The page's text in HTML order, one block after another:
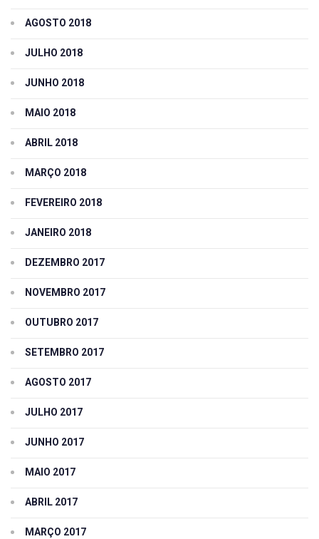
AGOSTO 2018
JULHO 2018
JUNHO 2018
MAIO 2018
ABRIL 2018
MARÇO 2018
FEVEREIRO 2018
JANEIRO 2018
DEZEMBRO 2017
NOVEMBRO 2017
OUTUBRO 2017
SETEMBRO 2017
AGOSTO 2017
JULHO 2017
JUNHO 2017
MAIO 2017
ABRIL 2017
MARÇO 2017